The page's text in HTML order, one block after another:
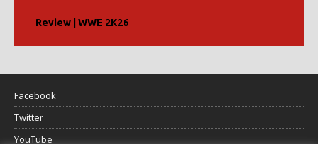
Review | WWE 2K26
Facebook
Twitter
YouTube